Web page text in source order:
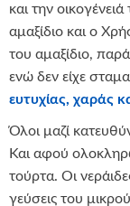
και την
αμαξίδιο και ο
του αμαξίδιο,
ενώ δεν είχε
ευτυχίας, χαράς
Όλοι μαζί
Και αφού
τούρτα. Οι
γεύσεις του